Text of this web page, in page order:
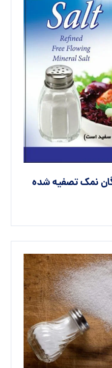
نمک تصفیه شده